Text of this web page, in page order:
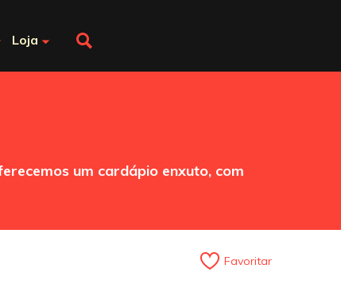
Loja
um cardápio enxuto, com
Favoritar